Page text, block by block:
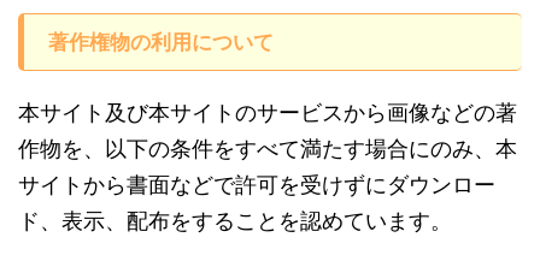
著作権物の利用について
本サイト及び本サイトのサービスから画像などの著
作物を、以下の条件をすべて満たす場合にのみ、本
サイトから書面などで許可を受けずにダウンロー
ド、表示、配布をすることを認めています。